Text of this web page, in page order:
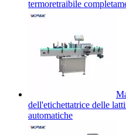
termoretraibile
dell'etichettatrice delle
automatiche